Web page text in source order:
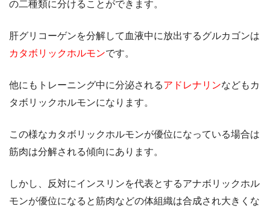
の二種類に分けることができます。
肝グリコーゲンを分解して血液中に放出するグルカゴンは
カタボリックホルモンです。
他にもトレーニング中に分泌されるアドレナリンなどもカ
タボリックホルモンになります。
この様なカタボリックホルモンが優位になっている場合は
筋肉は分解される傾向にあります。
しかし、反対にインスリンを代表とするアナボリックホル
モンが優位になると筋肉などの体組織は合成され大きくな